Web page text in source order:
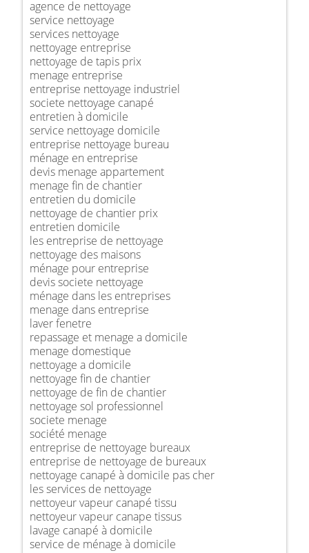
agence de nettoyage
service nettoyage
services nettoyage
nettoyage entreprise
nettoyage de tapis prix
menage entreprise
entreprise nettoyage industriel
societe nettoyage canapé
entretien à domicile
service nettoyage domicile
entreprise nettoyage bureau
ménage en entreprise
devis menage appartement
menage fin de chantier
entretien du domicile
nettoyage de chantier prix
entretien domicile
les entreprise de nettoyage
nettoyage des maisons
ménage pour entreprise
devis societe nettoyage
ménage dans les entreprises
menage dans entreprise
laver fenetre
repassage et menage a domicile
menage domestique
nettoyage a domicile
nettoyage fin de chantier
nettoyage de fin de chantier
nettoyage sol professionnel
societe menage
société menage
entreprise de nettoyage bureaux
entreprise de nettoyage de bureaux
nettoyage canapé à domicile pas cher
les services de nettoyage
nettoyeur vapeur canapé tissu
nettoyeur vapeur canape tissus
lavage canapé à domicile
service de ménage à domicile